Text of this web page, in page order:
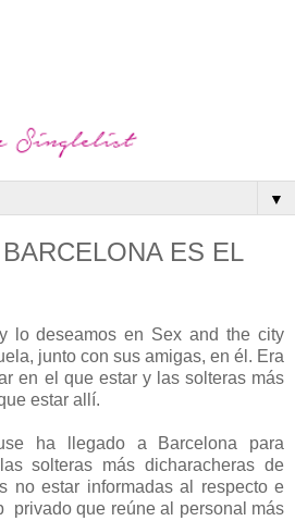
▼
ES EL
lo deseamos en Sex and the city
junto con sus amigas, en él. Era
en el que estar y las solteras más
estar allí.
ha llegado a Barcelona para
solteras más dicharacheras de
no estar informadas al respecto e
privado que reúne al personal más